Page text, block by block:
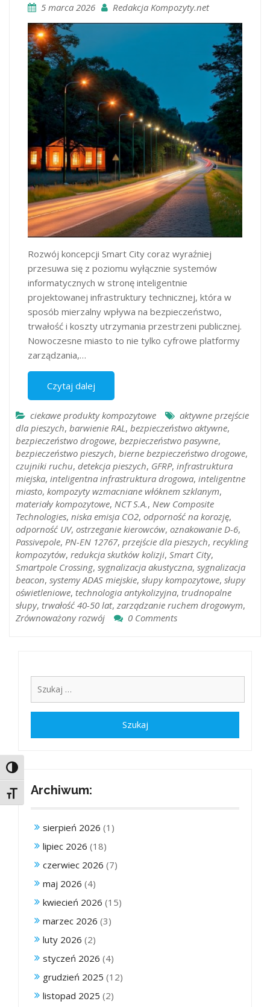
Toggle High Contrast
Toggle Font size
5 marca 2026 Redakcja Kompozyty.net
Rozwój koncepcji Smart City coraz wyraźniej
przesuwa się z poziomu wyłącznie systemów
informatycznych w stronę inteligentnie
projektowanej infrastruktury technicznej, która w
sposób mierzalny wpływa na bezpieczeństwo,
trwałość i koszty utrzymania przestrzeni publicznej.
Nowoczesne miasto to nie tylko cyfrowe platformy
zarządzania,…
Czytaj dalej
ciekawe produkty kompozytowe
aktywne przejście
dla pieszych, barwienie RAL, bezpieczeństwo aktywne,
bezpieczeństwo drogowe, bezpieczeństwo pasywne,
bezpieczeństwo pieszych, bierne bezpieczeństwo drogowe,
czujniki ruchu, detekcja pieszych, GFRP, infrastruktura
miejska, inteligentna infrastruktura drogowa, inteligentne
miasto, kompozyty wzmacniane włóknem szklanym,
materiały kompozytowe, NCT S.A., New Composite
Technologies, niska emisja CO2, odporność na korozję,
odporność UV, ostrzeganie kierowców, oznakowanie D-6,
Passivepole, PN-EN 12767, przejście dla pieszych, recykling
kompozytów, redukcja skutków kolizji, Smart City,
Smartpole Crossing, sygnalizacja akustyczna, sygnalizacja
beacon, systemy ADAS miejskie, słupy kompozytowe, słupy
oświetleniowe, technologia antykolizyjna, trudnopalne
słupy, trwałość 40-50 lat, zarządzanie ruchem drogowym,
Zrównoważony rozwój
0 Comments
Archiwum:
sierpień 2026 (1)
lipiec 2026 (18)
czerwiec 2026 (7)
maj 2026 (4)
kwiecień 2026 (15)
marzec 2026 (3)
luty 2026 (2)
styczeń 2026 (4)
grudzień 2025 (12)
listopad 2025 (2)